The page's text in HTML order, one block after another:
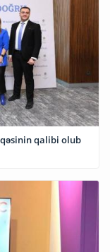
qalibi olub